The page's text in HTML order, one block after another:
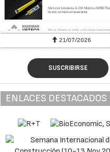
21/07/2026
SUSCRIBIRSE
ENLACES DESTACADOS